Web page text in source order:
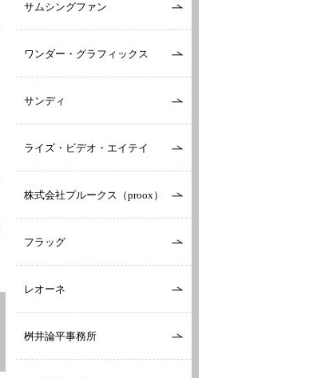
サムシングファン
ワンダー・グラフィックス
サンディ
ライズ・ビデオ・エイテイ
株式会社プルークス（proox）
フラッグ
レオーネ
桝井論平事務所